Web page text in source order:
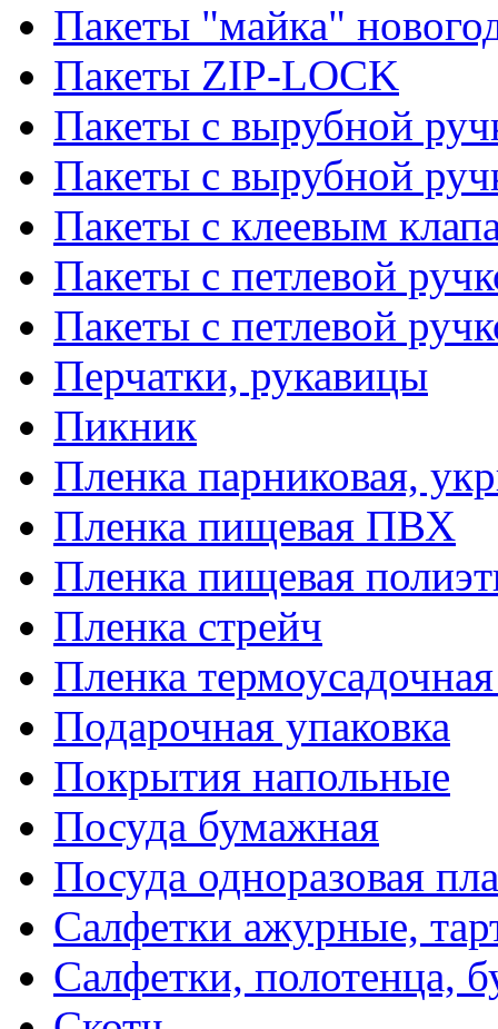
Пакеты "майка"
Пакеты ZIP-LOCK
Пакеты с вырубной
Пакеты с вырубной
Пакеты с клеевым
Пакеты с петлевой
Пакеты с петлевой
Перчатки, рукавицы
Пикник
Пленка парниковая,
Пленка пищевая ПВХ
Пленка пищевая
Пленка стрейч
Пленка
Подарочная упаковка
Покрытия напольные
Посуда бумажная
Посуда одноразовая
Салфетки ажурные,
Салфетки, полотенца,